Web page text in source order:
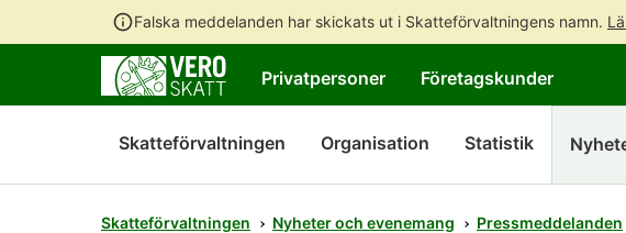
Falska meddelanden har skickats ut i Skatteförvaltningens namn.
Privatpersoner Företagskunder
Skatteförvaltningen Organisation Statistik
Skatteförvaltningen Nyheter och evenemang
Pressmeddelanden